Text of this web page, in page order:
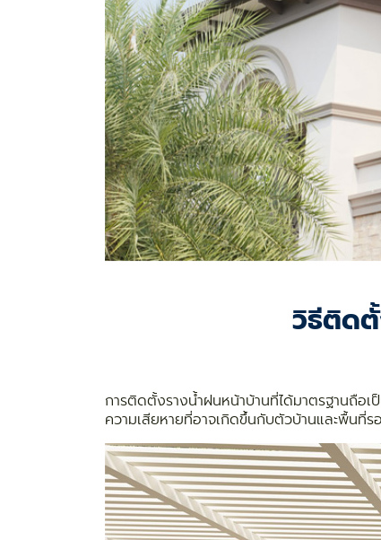
วิธีติดตั้
การติดตั้งรางน้ำฝนหน้าบ้านที่ได้มาตรฐานถือ
ความเสียหายที่อาจเกิดขึ้นกับตัวบ้านและพื้นที่ร